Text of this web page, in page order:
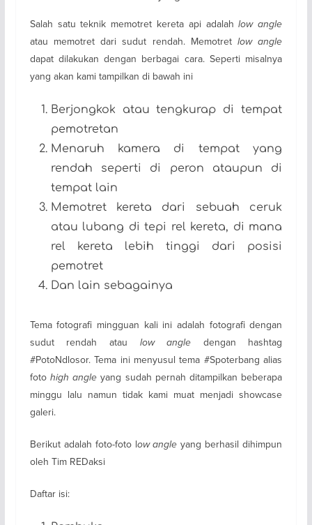
Salah satu teknik memotret kereta api adalahlow angle
atau memotret dari sudut rendah. Memotretlow angle
dapat dilakukan dengan berbagai cara. Seperti misalnya
yang akan kami tampilkan di bawah ini
Berjongkok atau tengkurap di tempat
pemotretan
Menaruh kamera di tempat yang
rendah seperti di peron ataupun di
tempat lain
Memotret kereta dari sebuah ceruk
atau lubang di tepi rel kereta, di mana
rel kereta lebih tinggi dari posisi
pemotret
Dan lain sebagainya
Tema fotografi mingguan kali ini adalah fotografi dengan
sudut rendah atau low angle dengan hashtag
#PotoNdlosor. Tema ini menyusul tema #Spoterbang alias
foto high angle yang sudah pernah ditampilkan beberapa
minggu lalu namun tidak kami muat menjadi showcase
galeri.
Berikut adalah foto-foto low angle yang berhasil dihimpun
oleh Tim REDaksi
Daftar isi: